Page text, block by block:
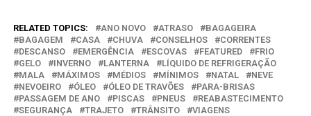
RELATED TOPICS: ANO NOVO ATRASO
BAGAGEIRA
BAGAGEM
CASA CHUVA CONSELHOS
CORRENTES
DESCANSO
EMERGÊNCIA ESCOVAS FEATURED
FRIO
GELO
INVERNO LANTERNA
LÍQUIDO DE REFRIGERAÇÃO
MALA
MÁXIMOS MÉDIOS MÍNIMOS NATAL
NEVE
NEVOEIRO
ÓLEO ÓLEO DE TRAVÕES
PARA-BRISAS
PASSAGEM DE ANO
PISCAS PNEUS
REABASTECIMENTO
SEGURANÇA
TRAJETO TRÂNSITO VIAGENS